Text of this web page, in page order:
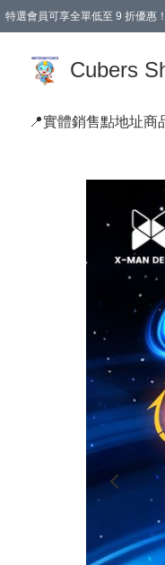
特選會員可享全單低至 9 折優惠！
Cubers
📍實體銷售點地址商